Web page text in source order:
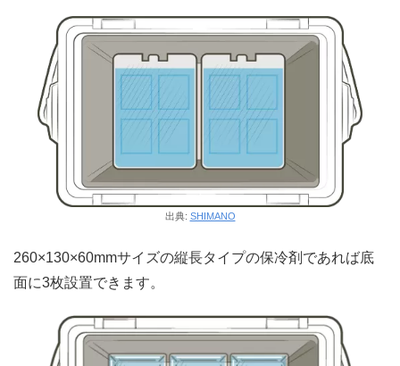
出典: SHIMANO
260×130×60mmサイズの縦長タイプの保冷剤であれば底
面に3枚設置できます。